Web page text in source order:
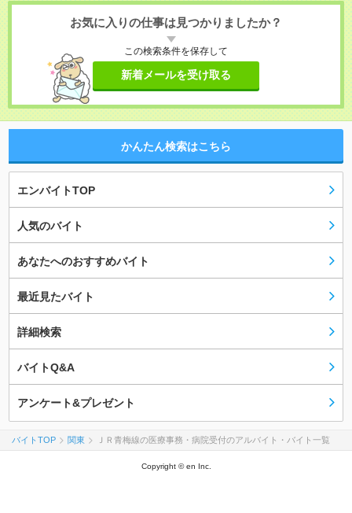
お気に入りの仕事は見つかりましたか？
この検索条件を保存して
新着メールを受け取る
かんたん検索はこちら
エンバイトTOP
人気のバイト
あなたへのおすすめバイト
最近見たバイト
詳細検索
バイトQ&A
アンケート&プレゼント
バイトTOP 関東 ＪＲ青梅線の医療事務・病院受付のアルバイト・バイト一覧
Copyright © en Inc.